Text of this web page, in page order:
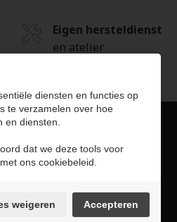
Eigen hersteldienst
en atelier
Producten
Uurwerken
diensten en functies op
te verzamelen over hoe
en diensten.
dat we deze tools voor
ons cookiebeleid.
weigeren Accepteren